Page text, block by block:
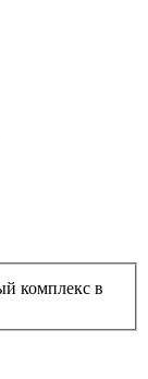
комплекс в